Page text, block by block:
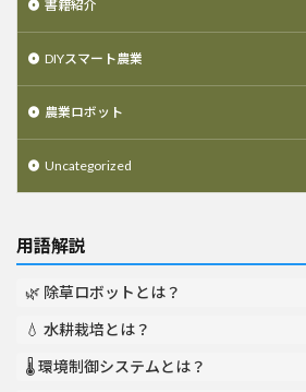
書籍紹介
DIYスマート農業
農業ロボット
Uncategorized
用語解説
🌿 除草ロボットとは？
💧 水耕栽培とは？
🌡️ 環境制御システムとは？